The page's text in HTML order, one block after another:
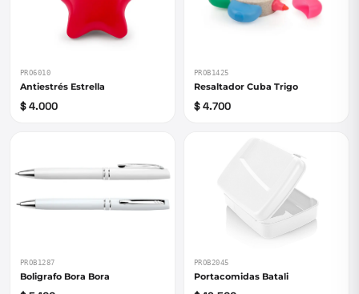
PRO6010
Antiestrés Estrella
$ 4.000
PROB1425
Resaltador Cuba Trigo
$ 4.700
PROB1287
Boligrafo Bora Bora
PROB2045
Portacomidas Batali